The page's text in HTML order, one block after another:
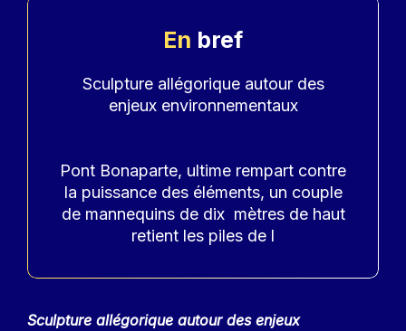
En bref
Accroche
Sculpture allégorique autour des
enjeux environnementaux
Pont Bonaparte, ultime rempart contre
la puissance des éléments, un couple
de mannequins de dix mètres de haut
retient les piles de l
Contenu
Sculpture allégorique autour des enjeux